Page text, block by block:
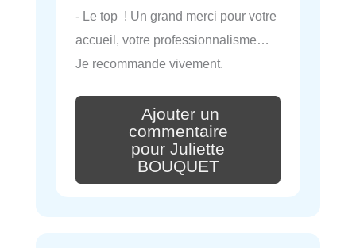
- Le top ! Un grand merci pour votre
accueil, votre professionnalisme…
Je recommande vivement.
Ajouter un
commentaire
pour Juliette
BOUQUET